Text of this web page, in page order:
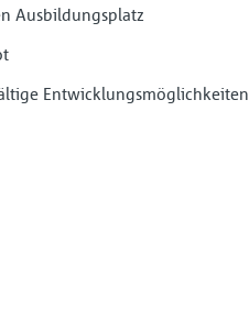
Ausbildungsplatz
Entwicklungsmöglichkeiten